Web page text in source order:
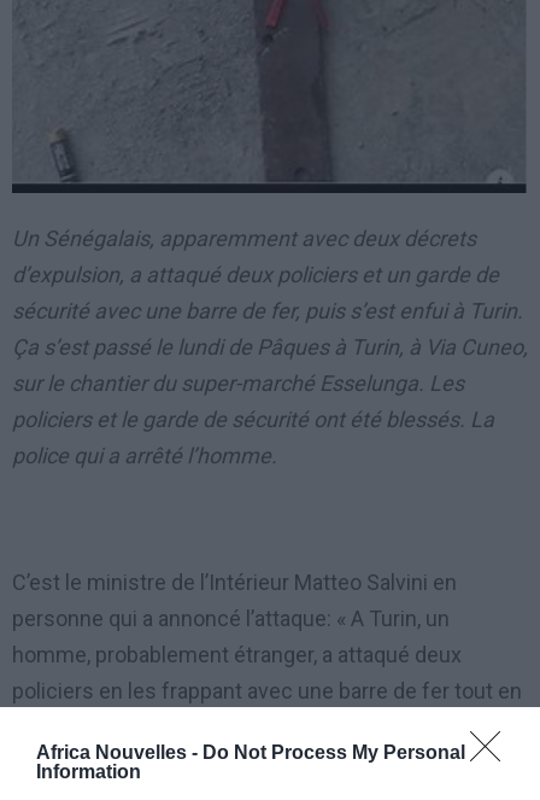
Africa Nouvelles - Do Not Process My Personal
Information
Un Sénégalais, apparemment avec deux décrets
d’expulsion, a attaqué deux policiers et un garde de
sécurité avec une barre de fer, puis s’est enfui à Turin.
Ça s’est passé le lundi de Pâques à Turin, à Via Cuneo,
sur le chantier du super-marché Esselunga. Les
policiers et le garde de sécurité ont été blessés. La
police qui a arrêté l’homme.
C’est le ministre de l’Intérieur Matteo Salvini en
personne qui a annoncé l’attaque: « A Turin, un
homme, probablement étranger, a attaqué deux
policiers en les frappant avec une barre de fer tout en
criant ‘Allah Akbar’. Emmené à la Questura, il a proféré
des insultes contre le président Mattarella et contre